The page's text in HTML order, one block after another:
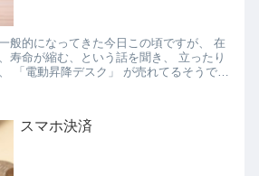
的になってきた今日この頃ですが、 在
が縮む、という話を聞き、 立ったり
で
スマホ決済